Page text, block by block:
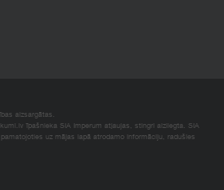
aizsargātas.
īpašnieka SIA Imperum atļaujas, stingri aizliegta. SIA
uz mājas lapā atrodamo informāciju, radušies